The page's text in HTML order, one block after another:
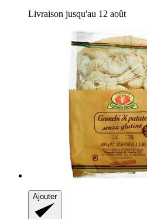
Livraison jusqu'au 12 août
Ajouter